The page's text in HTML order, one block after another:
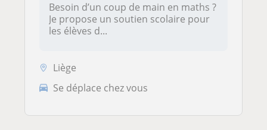
Besoin d’un coup de main en maths ?
Je propose un soutien scolaire pour
les élèves d...
Liège
Se déplace chez vous